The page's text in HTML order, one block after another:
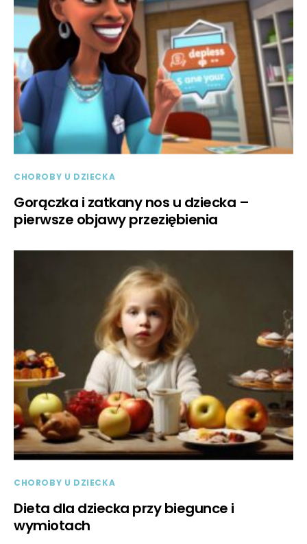
CHOROBY U DZIECKA
Gorączka i zatkany nos u dziecka –
pierwsze objawy przeziębienia
CHOROBY U DZIECKA
Dieta dla dziecka przy biegunce i
wymiotach